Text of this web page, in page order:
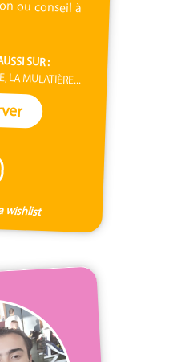
SUR :
LA MULATIÈRE...
wishlist